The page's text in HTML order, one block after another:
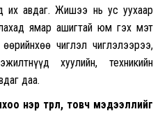
их авдаг. Жишээ нь ус уухаар
ямар ашигтай юм гэх мэт
чиглэл чиглэлээрээ,
хуулийн, техникийн
даа.
нэр төрөл, товч мэдээллийг